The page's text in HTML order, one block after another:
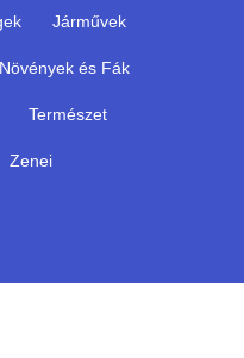
Járművek
Növények és Fák
Természet
Zenei